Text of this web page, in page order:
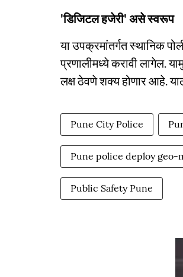
'डिजिटल हजेरी' असे स्वरूप
या उपक्रमांतर्गत स्थानिक
प्रणालीमध्ये करावी लागेल.
लक्ष ठेवणे शक्य होणार आहे.
Pune City Police
Pune police deploy geo-
Public Safety Pune